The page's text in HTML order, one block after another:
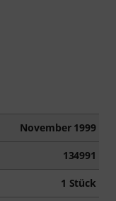
November 1999
134991
1 Stück